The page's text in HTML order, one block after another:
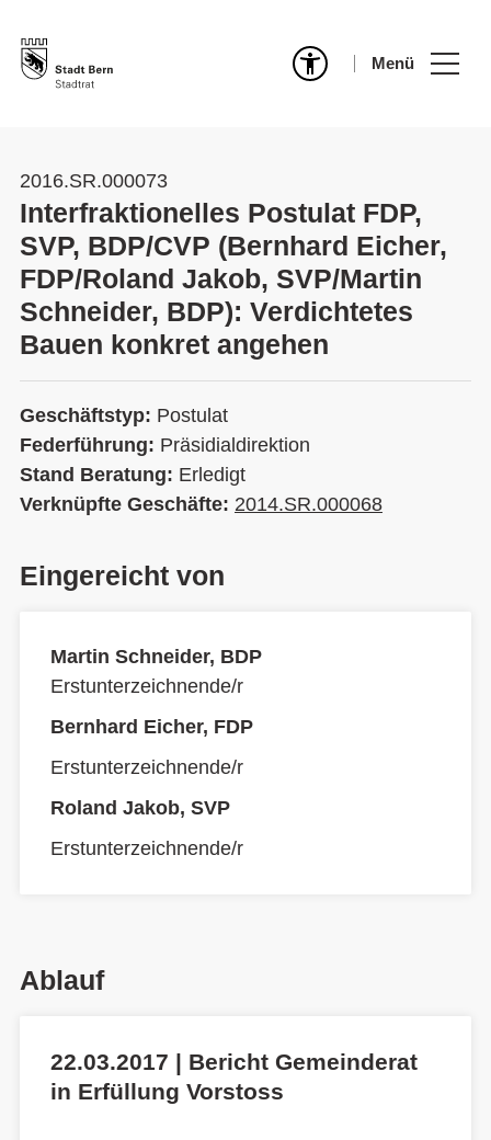
Menü
2016.SR.000073
Interfraktionelles Postulat FDP,
SVP, BDP/CVP (Bernhard Eicher,
FDP/Roland Jakob, SVP/Martin
Schneider, BDP): Verdichtetes
Bauen konkret angehen
Geschäftstyp: Postulat
Federführung: Präsidialdirektion
Stand Beratung: Erledigt
Verknüpfte Geschäfte: 2014.SR.000068
Eingereicht von
Martin Schneider, BDP
Erstunterzeichnende/r
Bernhard Eicher, FDP
Erstunterzeichnende/r
Roland Jakob, SVP
Erstunterzeichnende/r
Ablauf
22.03.2017 | Bericht Gemeinderat
in Erfüllung Vorstoss